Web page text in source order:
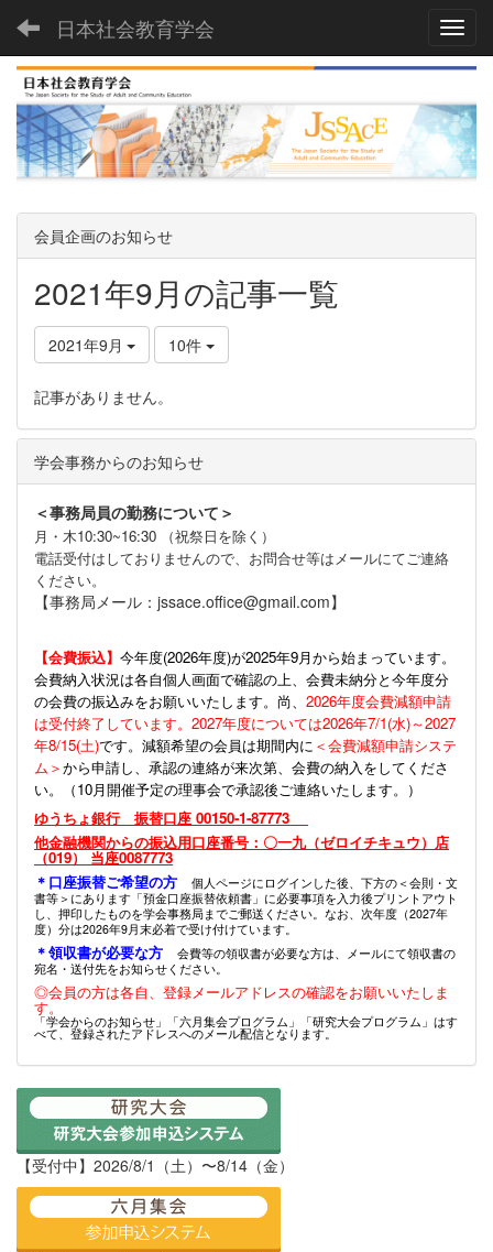
日本社会教育学会
会員企画のお知らせ
2021年9月の記事一覧
2021年9月 10件
記事がありません。
学会事務からのお知らせ
＜事務局員の勤務について＞
月・木10:30~16:30 （祝祭日を除く）
電話受付はしておりませんので、お問合せ等はメールにてご連絡
ください。
【事務局メール：jssace.office@gmail.com】
【会費振込】 今年度(2026年度)が2025年9月から始まっています。
会費納入状況は各自個人画面で確認の上、会費未納分と今年度分
の会費の振込みをお願いいたします。尚、 2026年度会費減額申請
は受付終了しています。2027年度については2026年7/1(水)～2027
年8/15(土)です。減額希望の会員は期間内に ＜会費減額申請システ
ム＞から申請し、承認の連絡が来次第、会費の納入をしてくださ
い。（10月開催予定の理事会で承認後ご連絡いたします。）
ゆうちょ銀行 振替口座 00150-1-87773
他金融機関からの振込用口座番号：〇一九（ゼロイチキュウ）店
（019） 当座0087773
＊口座振替ご希望の方
個人ページにログインした後、下方の＜会則・文
書等＞にあります「預金口座振替依頼書」に必要事項を入力後プリントアウト
し、押印したものを学会事務局までご郵送ください。なお、次年度（2027年
度）分は2026年9月末必着で受け付けています。
＊領収書が必要な方
会費等の領収書が必要な方は、メールにて領収書の
宛名・送付先をお知らせください。
◎会員の方は各自、登録メールアドレスの確認をお願いいたしま
す。
「学会からのお知らせ」「六月集会プログラム」「研究大会プログラム」はす
べて、登録されたアドレスへのメール配信となります。
【受付中】2026/8/1（土）〜8/14（金）